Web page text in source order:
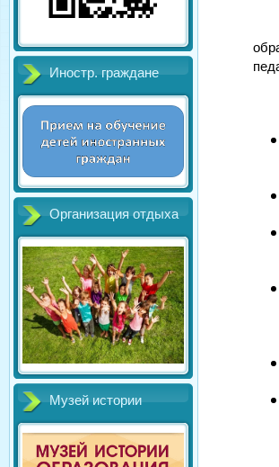
Иностр. граждане
Организация отдыха
Музей истории